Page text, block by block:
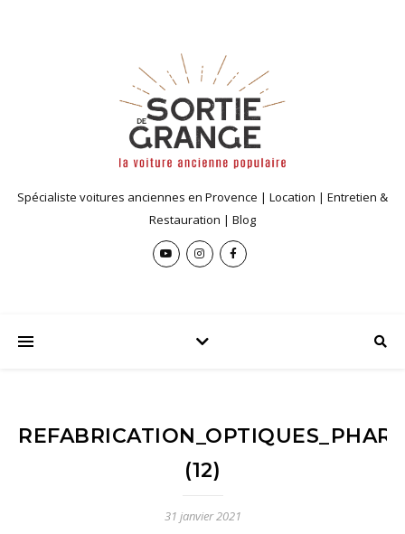
Spécialiste voitures anciennes en Provence | Location | Entretien &
Restauration | Blog
(12)
31 janvier 2021